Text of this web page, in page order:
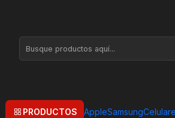
PRODUCTOS AppleSamsung